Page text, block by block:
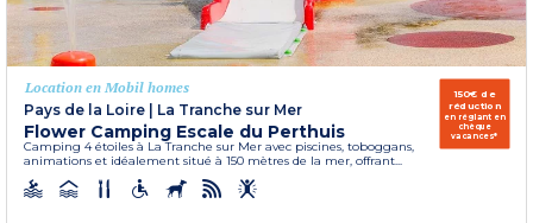
Location en Mobil homes
Pays de la Loire | La Tranche sur Mer
Flower Camping Escale du Perthuis
Camping 4 étoiles à La Tranche sur Mer avec piscines, toboggans,
animations et idéalement situé à 150 mètres de la mer, offrant...
150€ de
réduction
en réglant en
chèque
vacances*